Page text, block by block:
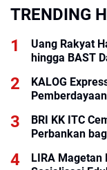
TRENDING
Uang Rakyat
hingga BAST
KALOG
BRI KK ITC
Perbankan
LIRA